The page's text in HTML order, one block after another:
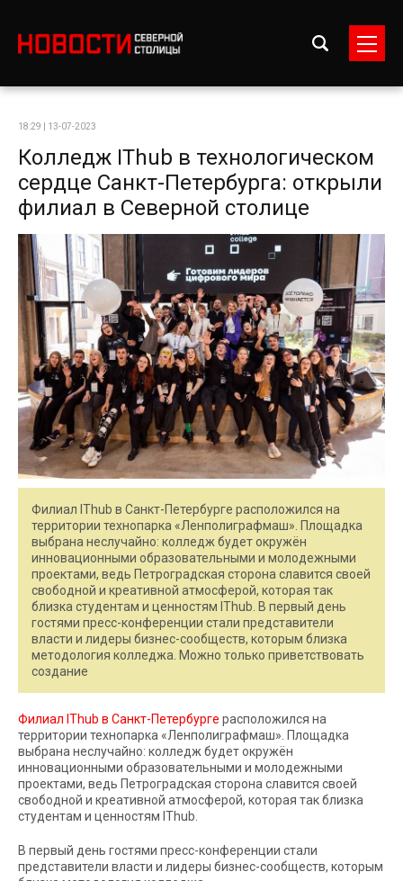
18:29 | 13-07-2023
Колледж IThub в технологическом
сердце Санкт-Петербурга: открыли
филиал в Северной столице
Филиал IThub в Санкт-Петербурге расположился на
территории технопарка «Ленполиграфмаш». Площадка
выбрана неслучайно: колледж будет окружён
инновационными образовательными и молодежными
проектами, ведь Петроградская сторона славится своей
свободной и креативной атмосферой, которая так
близка студентам и ценностям IThub. В первый день
гостями пресс-конференции стали представители
власти и лидеры бизнес-сообществ, которым близка
методология колледжа. Можно только приветствовать
создание
Филиал IThub в Санкт-Петербурге расположился на
территории технопарка «Ленполиграфмаш». Площадка
выбрана неслучайно: колледж будет окружён
инновационными образовательными и молодежными
проектами, ведь Петроградская сторона славится своей
свободной и креативной атмосферой, которая так близка
студентам и ценностям IThub.
В первый день гостями пресс-конференции стали
представители власти и лидеры бизнес-сообществ, которым